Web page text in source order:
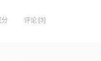
分 评论 (3)